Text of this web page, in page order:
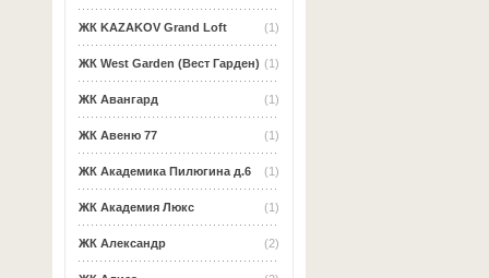
(1)
ЖК KAZAKOV Grand Loft
(1)
ЖК West Garden (Вест Гарден)
(1)
ЖК Авангард
(1)
ЖК Авеню 77
(1)
ЖК Академика Пилюгина д.6
(1)
ЖК Академия Люкс
(2)
ЖК Александр